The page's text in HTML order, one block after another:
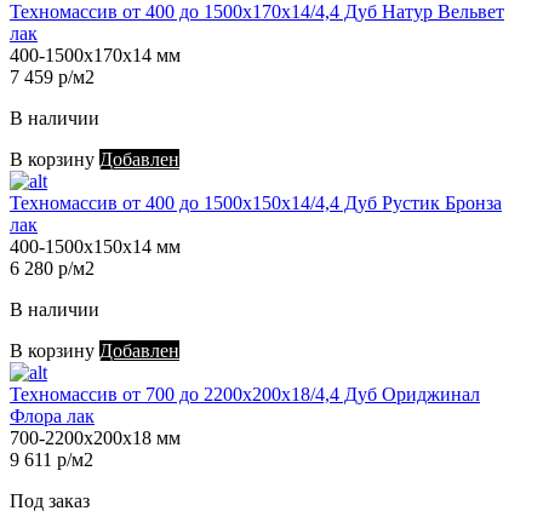
Техномассив от 400 до 1500х170х14/4,4 Дуб Натур Вельвет
лак
400-1500х170х14 мм
7 459 р/м2
В наличии
В корзину Добавлен
Техномассив от 400 до 1500х150х14/4,4 Дуб Рустик Бронза
лак
400-1500х150х14 мм
6 280 р/м2
В наличии
В корзину Добавлен
Техномассив от 700 до 2200х200х18/4,4 Дуб Ориджинал
Флора лак
700-2200х200х18 мм
9 611 р/м2
Под заказ